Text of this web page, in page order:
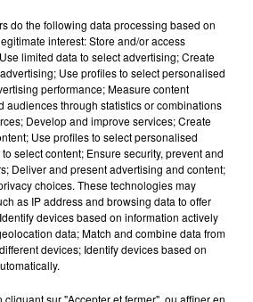
souviendra toute sa vie !
do the following data processing based on
interest: Store and/or access
limited data to select advertising; Create
Use profiles to select personalised
performance; Measure content
audiences through statistics or combinations
Develop and improve services; Create
Use profiles to select personalised
select content; Ensure security, prevent and
Deliver and present advertising and content;
choices. These technologies may
as IP address and browsing data to offer
devices based on information actively
data; Match and combine data from
devices; Identify devices based on
sur "Accepter et fermer", ou affiner en